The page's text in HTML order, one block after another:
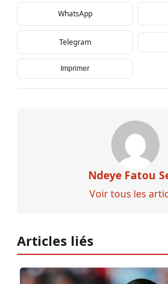
WhatsApp
Telegram
Imprimer
Ndeye Fatou
Voir tous les
Articles liés